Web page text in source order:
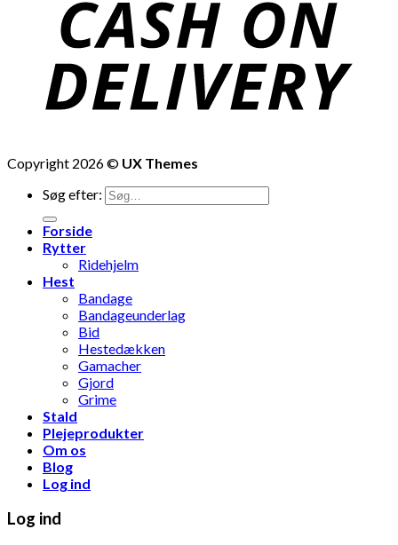
Copyright 2026 © UX Themes
Søg efter:
Forside
Rytter
Ridehjelm
Hest
Bandage
Bandageunderlag
Bid
Hestedækken
Gamacher
Gjord
Grime
Stald
Plejeprodukter
Om os
Blog
Log ind
Log ind